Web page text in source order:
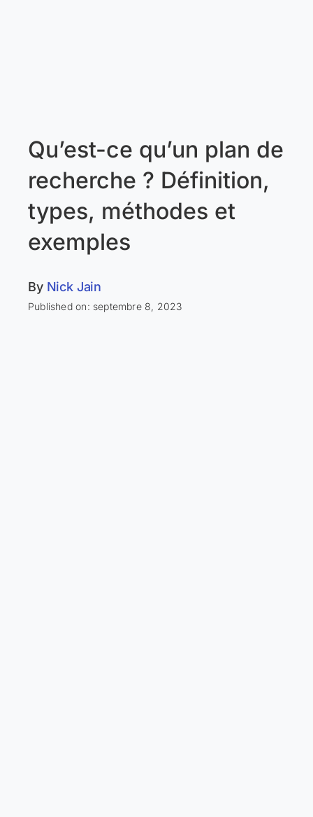
Qu’est-ce qu’un plan de
recherche ? Définition,
types, méthodes et
exemples
By Nick Jain
Published on: septembre 8, 2023